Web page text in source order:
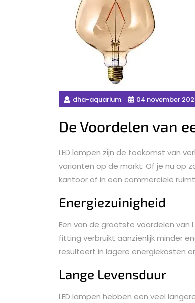
dha-aquarium 04 november
De Voordelen van
LED lampen zijn de toekomst van
varianten op de markt. Of je nu op
kantoor of in een commerciële
Energiezuinigheid
Een van de grootste voordelen van
fitting verbruikt aanzienlijk minder
resulteert in lagere energiekosten
Lange Levensduur
LED lampen hebben een veel